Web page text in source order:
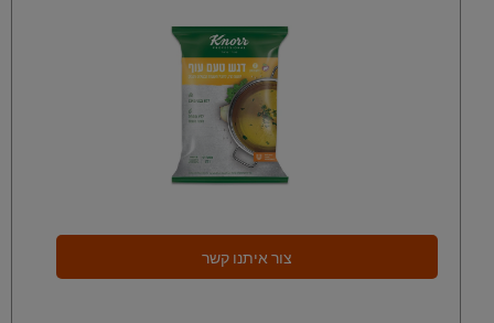
צור איתנו קשר